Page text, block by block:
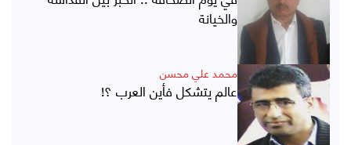
والخيانة
محمد علي محسن
عالم يتشكل فأين العرب ؟!